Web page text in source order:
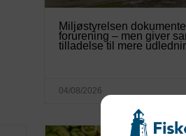
Miljøstyrelsen
forurening – men giver
tilladelse til mere
04/08/2026